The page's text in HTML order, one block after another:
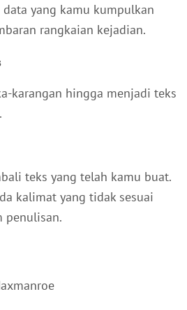
yang kamu kumpulkan
rangkaian kejadian.
karangan hingga menjadi teks
teks yang telah kamu buat.
kalimat yang tidak sesuai
penulisan.